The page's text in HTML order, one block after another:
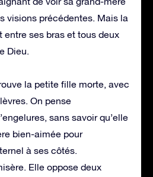
visions précédentes. Mais la
entre ses bras et tous deux
Dieu.
la petite fille morte, avec
On pense
sans savoir qu’elle
bien-aimée pour
à ses côtés.
Elle oppose deux